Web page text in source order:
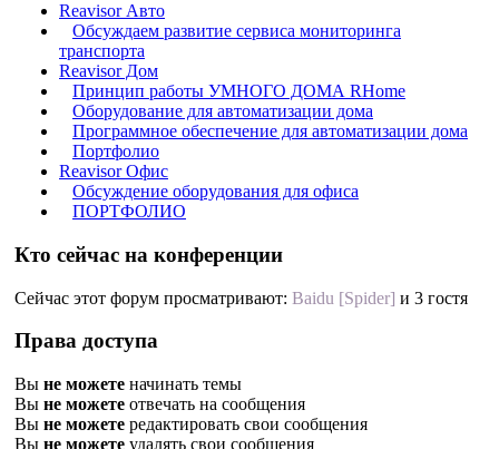
Reavisor Авто
Обсуждаем развитие сервиса мониторинга
транспорта
Reavisor Дом
Принцип работы УМНОГО ДОМА RHome
Оборудование для автоматизации дома
Программное обеспечение для автоматизации дома
Портфолио
Reavisor Офис
Обсуждение оборудования для офиса
ПОРТФОЛИО
Кто сейчас на конференции
Сейчас этот форум просматривают: Baidu [Spider] и 3 гостя
Права доступа
Вы не можете начинать темы
Вы не можете отвечать на сообщения
Вы не можете редактировать свои сообщения
Вы не можете удалять свои сообщения